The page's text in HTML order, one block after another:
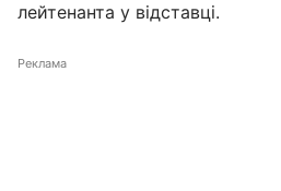
лейтенанта у відставці.
Реклама